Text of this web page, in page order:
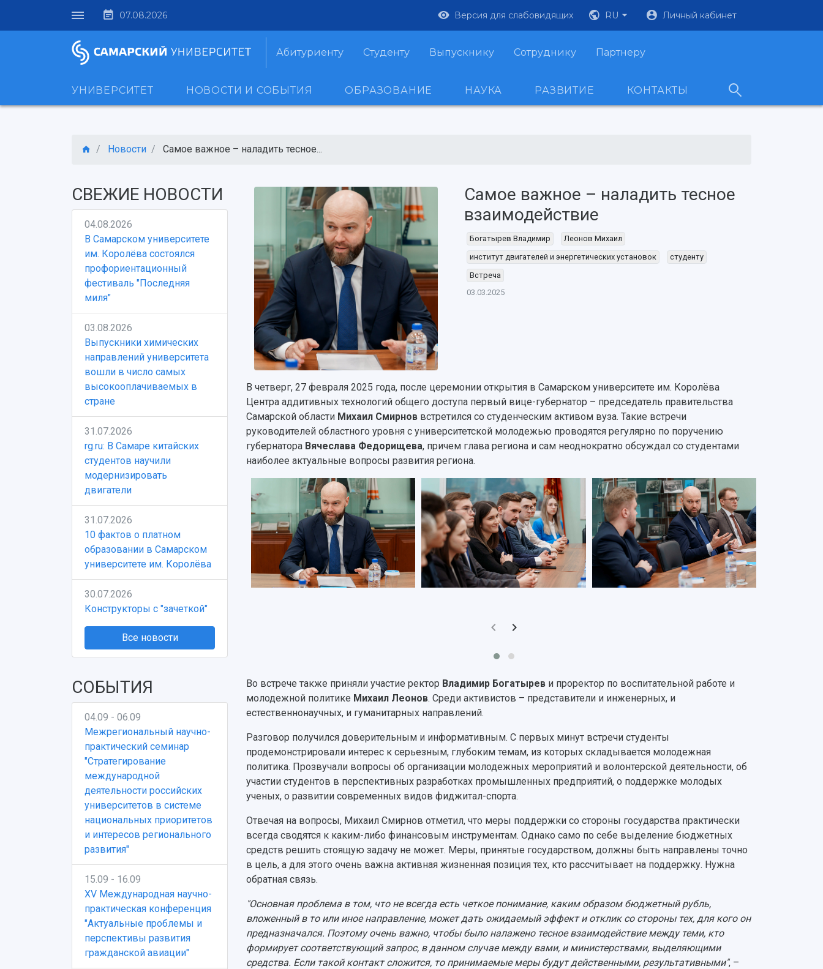
07.08.2026 Версия для слабовидящих RU Личный кабинет
Абитуриенту Студенту Выпускнику Сотруднику Партнеру
УНИВЕРСИТЕТ НОВОСТИ И СОБЫТИЯ ОБРАЗОВАНИЕ НАУКА РАЗВИТИЕ КОНТАКТЫ
Новости Самое важное – наладить тесное...
СВЕЖИЕ НОВОСТИ
04.08.2026
В Самарском университете
им. Королёва состоялся
профориентационный
фестиваль "Последняя
миля"
03.08.2026
Выпускники химических
направлений университета
вошли в число самых
высокооплачиваемых в
стране
31.07.2026
rg.ru: В Самаре китайских
студентов научили
модернизировать
двигатели
31.07.2026
10 фактов о платном
образовании в Самарском
университете им. Королёва
30.07.2026
Конструкторы с "зачеткой"
Все новости
СОБЫТИЯ
04.09 - 06.09
Межрегиональный научно-
практический семинар
"Стратегирование
международной
деятельности российских
университетов в системе
национальных приоритетов
и интересов регионального
развития"
15.09 - 16.09
XV Международная научно-
практическая конференция
"Актуальные проблемы и
перспективы развития
гражданской авиации"
Самое важное – наладить тесное
взаимодействие
Богатырев Владимир
Леонов Михаил
институт двигателей и энергетических установок
студенту
Встреча
03.03.2025
В четверг, 27 февраля 2025 года, после церемонии открытия в Самарском университете им. Королёва
Центра аддитивных технологий общего доступа первый вице-губернатор – председатель правительства
Самарской области Михаил Смирнов встретился со студенческим активом вуза. Такие встречи
руководителей областного уровня с университетской молодежью проводятся регулярно по поручению
губернатора Вячеслава Федорищева, причем глава региона и сам неоднократно обсуждал со студентами
наиболее актуальные вопросы развития региона.
Во встрече также приняли участие ректор Владимир Богатырев и проректор по воспитательной работе и
молодежной политике Михаил Леонов. Среди активистов – представители и инженерных, и
естественнонаучных, и гуманитарных направлений.
Разговор получился доверительным и информативным. С первых минут встречи студенты
продемонстрировали интерес к серьезным, глубоким темам, из которых складывается молодежная
политика. Прозвучали вопросы об организации молодежных мероприятий и волонтерской деятельности, об
участии студентов в перспективных разработках промышленных предприятий, о поддержке молодых
ученых, о развитии современных видов фиджитал-спорта.
Отвечая на вопросы, Михаил Смирнов отметил, что меры поддержки со стороны государства практически
всегда сводятся к каким-либо финансовым инструментам. Однако само по себе выделение бюджетных
средств решить стоящую задачу не может. Меры, принятые государством, должны быть направлены точно
в цель, а для этого очень важна активная жизненная позиция тех, кто рассчитывает на поддержку. Нужна
обратная связь.
"Основная проблема в том, что не всегда есть четкое понимание, каким образом бюджетный рубль,
вложенный в то или иное направление, может дать ожидаемый эффект и отклик со стороны тех, для кого он
предназначался. Поэтому очень важно, чтобы было налажено тесное взаимодействие между теми, кто
формирует соответствующий запрос, в данном случае между вами, и министерствами, выделяющими
средства. Если такой контакт сложится, то принимаемые меры будут действенными, результативными", –